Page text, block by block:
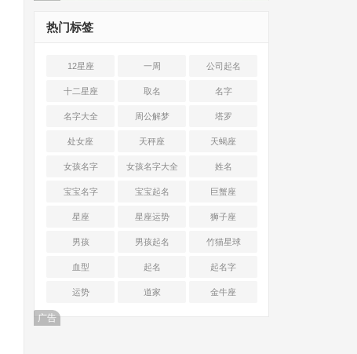
热门标签
12星座 一周 公司起名
十二星座 取名 名字
名字大全 周公解梦 塔罗
处女座 天秤座 天蝎座
女孩名字 女孩名字大全 姓名
宝宝名字 宝宝起名 巨蟹座
星座 星座运势 狮子座
男孩 男孩起名 竹猫星球
血型 起名 起名字
运势 道家 金牛座
广告